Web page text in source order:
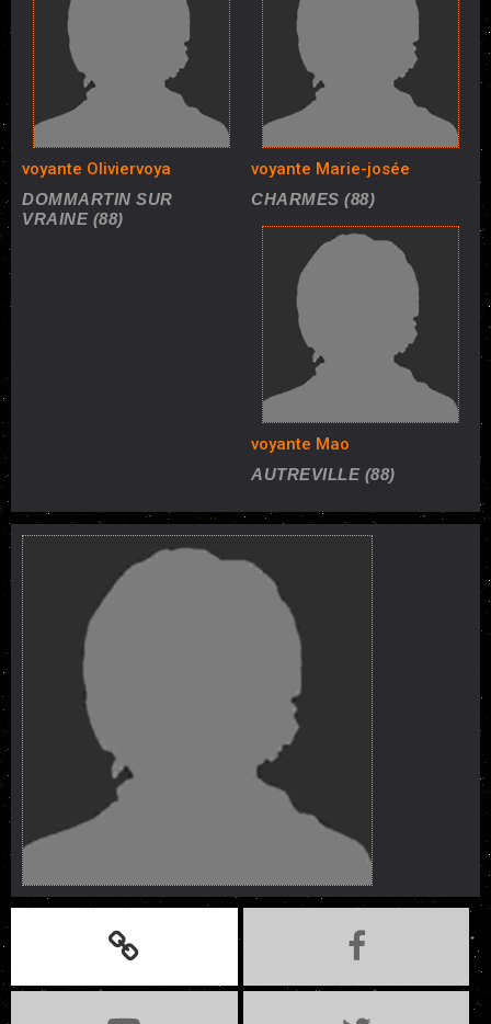
voyante Oliviervoya
DOMMARTIN SUR
VRAINE (88)
voyante Marie-josée
CHARMES (88)
voyante Mao
AUTREVILLE (88)